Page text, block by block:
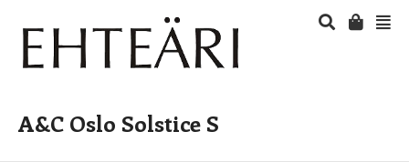
A&C Oslo Solstice S